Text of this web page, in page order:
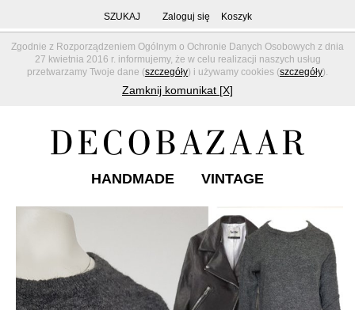
Zgodnie z Rozporządzeniem Ogólnym o Ochronie Danych Osobowych z dnia
27 kwietnia 2016 r. informujemy, że w celu realizacji naszych usług
przetwarzamy Twoje dane (szczegóły) i używamy cookies (szczegóły).
Zamknij komunikat [X]
SZUKAJ Zaloguj się Koszyk
HANDMADE VINTAGE